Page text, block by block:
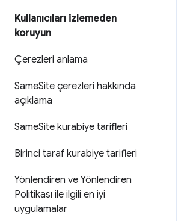
Kullanıcıları izlemeden
koruyun
Çerezleri anlama
SameSite çerezleri hakkında
açıklama
SameSite kurabiye tarifleri
Birinci taraf kurabiye tarifleri
Yönlendiren ve Yönlendiren
Politikası ile ilgili en iyi
uygulamalar